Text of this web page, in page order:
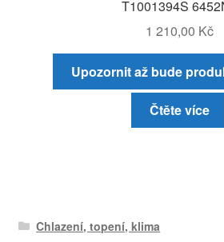
T1001394S
1 210,00 Kč
Upozornit až bude
Čtěte více
Chlazení, topení, klima